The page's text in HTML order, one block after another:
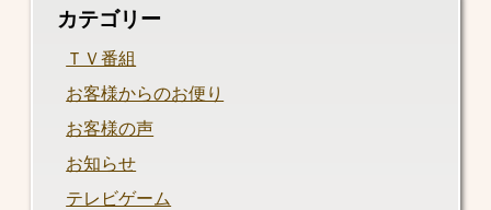
カテゴリー
ＴＶ番組
お客様からのお便り
お客様の声
お知らせ
テレビゲーム